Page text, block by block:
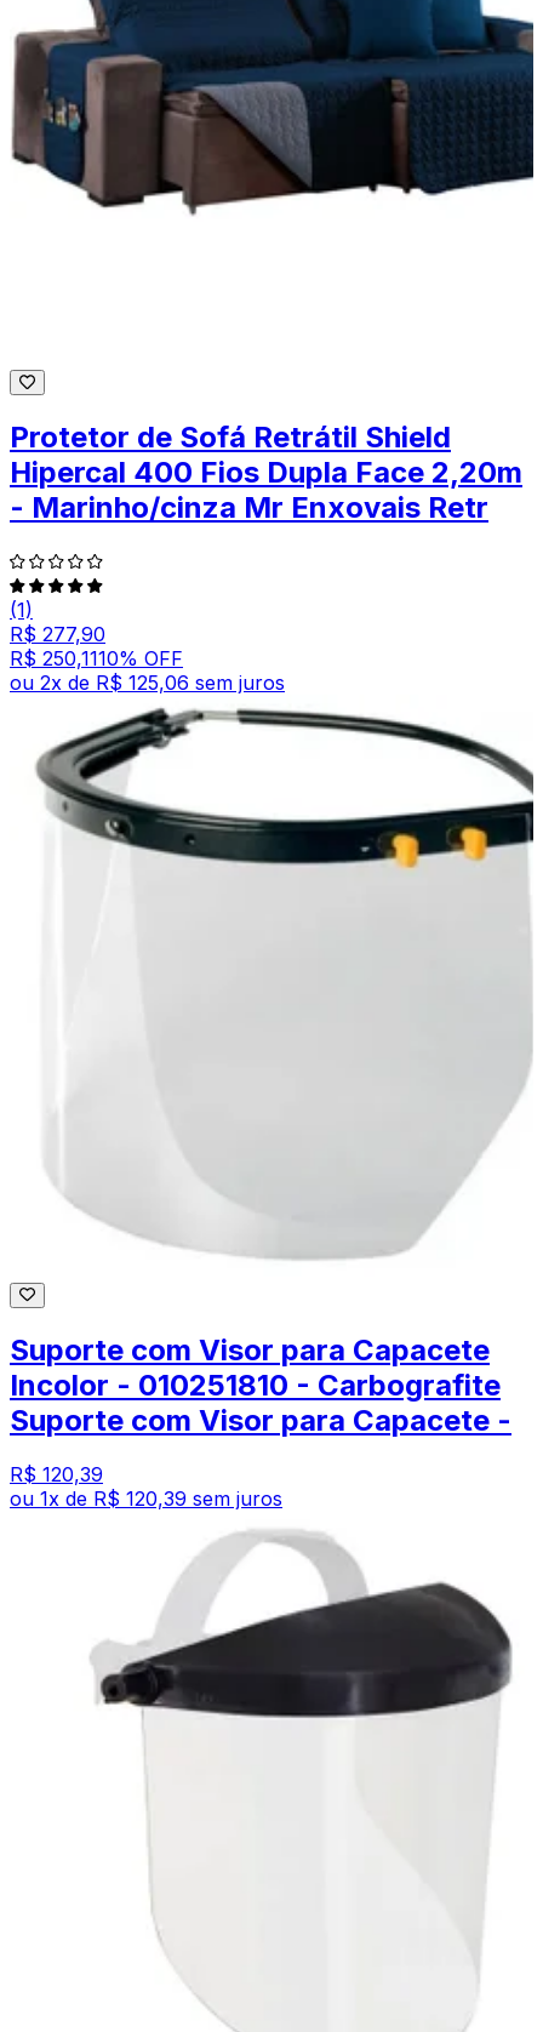
Protetor de Sofá Retrátil Shield
Hipercal 400 Fios Dupla Face 2,20m
- Marinho/cinza Mr Enxovais Retr
(1)
R$ 277,90
R$ 250,1110% OFF
ou 2x de R$ 125,06 sem juros
Suporte com Visor para Capacete
Incolor - 010251810 - Carbografite
Suporte com Visor para Capacete -
R$ 120,39
ou 1x de R$ 120,39 sem juros